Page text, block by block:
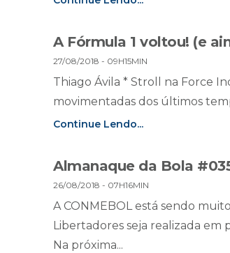
A Fórmula 1 voltou! (e
27/08/2018 - 09H15MIN
Thiago Ávila * Stroll na Force
movimentadas dos últimos
Continue Lendo...
Almanaque da Bola
26/08/2018 - 07H16MIN
A CONMEBOL está sendo
Libertadores seja realizada
Na próxima...